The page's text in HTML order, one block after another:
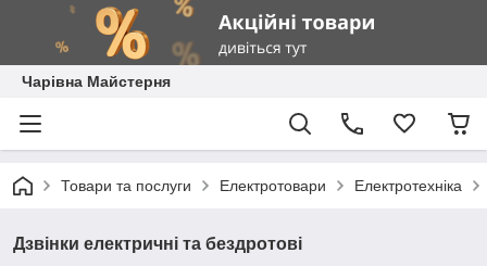
Чарівна Майстерня
Товари та послуги Електротовари Електротехніка
Дзвінки електричні та бездротові